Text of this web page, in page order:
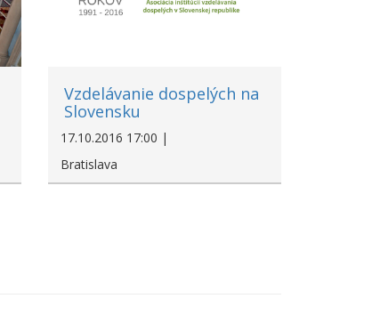
Vzdelávanie dospelých na
Slovensku
17.10.2016 17:00 |
Bratislava